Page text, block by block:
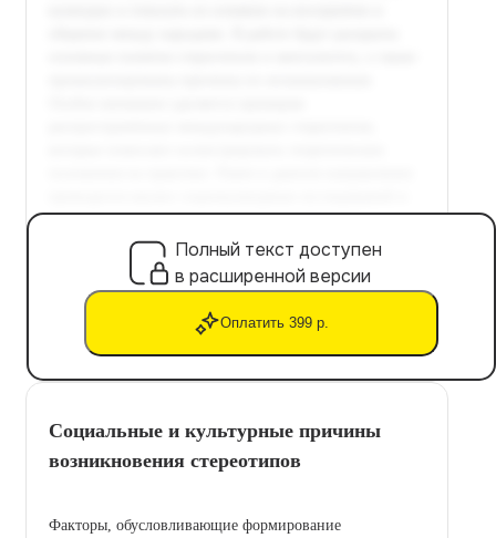
Полный текст доступен
в расширенной версии
Оплатить 399 р.
Социальные и культурные причины
возникновения стереотипов
Факторы, обусловливающие формирование